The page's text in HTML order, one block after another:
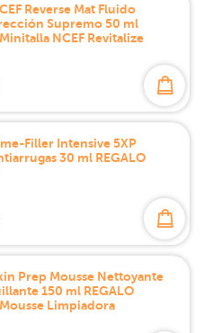
Reverse Mat Fluido
Supremo 50 ml
NCEF Revitalize
Filler Intensive 5XP
30 ml REGALO
Prep Mousse Nettoyante
150 ml REGALO
Limpiadora